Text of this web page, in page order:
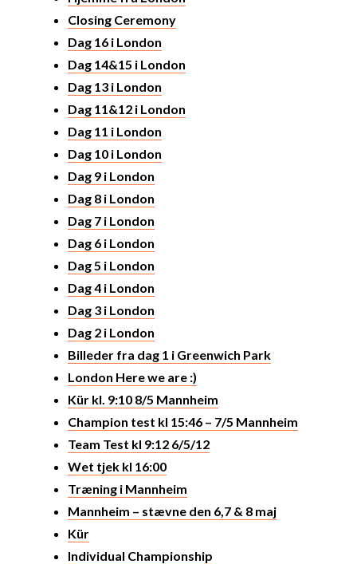
Closing Ceremony
Dag 16 i London
Dag 14&15 i London
Dag 13 i London
Dag 11&12 i London
Dag 11 i London
Dag 10 i London
Dag 9 i London
Dag 8 i London
Dag 7 i London
Dag 6 i London
Dag 5 i London
Dag 4 i London
Dag 3 i London
Dag 2 i London
Billeder fra dag 1 i Greenwich Park
London Here we are :)
Kür kl. 9:10 8/5 Mannheim
Champion test kl 15:46 – 7/5 Mannheim
Team Test kl 9:12 6/5/12
Wet tjek kl 16:00
Træning i Mannheim
Mannheim – stævne den 6,7 & 8 maj
Kür
Individual Championship